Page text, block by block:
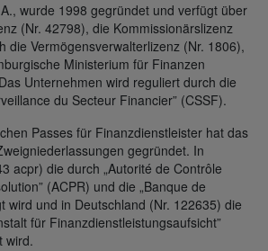
wurde 1998 gegründet und verfügt über
(Nr. 42798), die Kommissionärslizenz
die Vermögensverwalterlizenz (Nr. 1806),
Ministerium für Finanzen
Unternehmen wird reguliert durch die
du Secteur Financier” (CSSF).
Passes für Finanzdienstleister hat das
gegründet. In
acpr) die durch „Autorité de Contrôle
(ACPR) und die „Banque de
wird und in Deutschland (Nr. 122635) die
für Finanzdienstleistungsaufsicht”
wird.